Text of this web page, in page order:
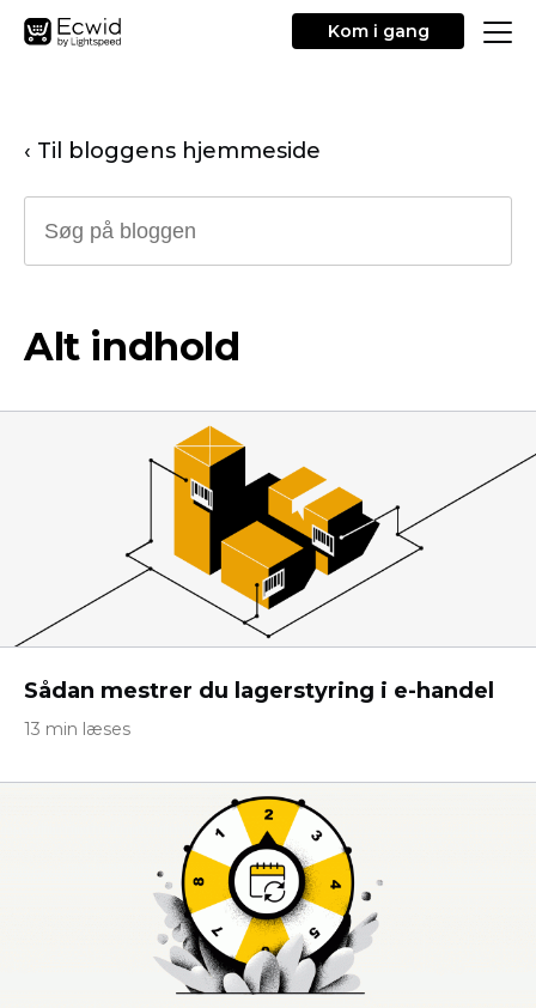
Kom i gang
‹ Til bloggens hjemmeside
Alt indhold
Sådan mestrer du lagerstyring i e-handel
13 min læses